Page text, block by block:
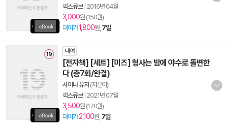
넥스큐브| 2016년 04월
3,000원 (150원)
대여가1,800원, 7일
대여
[전자책] [세트] [미즈] 형사는 밤에 야수로 돌변한
다 (총7화/완결)
시이나 유지 (지은이)
넥스큐브| 2021년 07월
3,500원 (170원)
대여가 2,100원, 7일